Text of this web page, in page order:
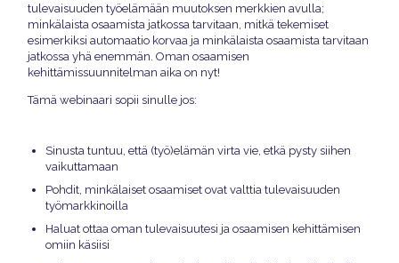
tulevaisuuden työelämään muutoksen merkkien avulla;
minkälaista osaamista jatkossa tarvitaan, mitkä tekemiset
esimerkiksi automaatio korvaa ja minkälaista osaamista tarvitaan
jatkossa yhä enemmän. Oman osaamisen
kehittämissuunnitelman aika on nyt!
Tämä webinaari sopii sinulle jos:
Sinusta tuntuu, että (työ)elämän virta vie, etkä pysty siihen
vaikuttamaan
Pohdit, minkälaiset osaamiset ovat valttia tulevaisuuden
työmarkkinoilla
Haluat ottaa oman tulevaisuutesi ja osaamisen kehittämisen
omiin käsiisi